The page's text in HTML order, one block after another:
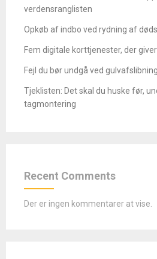
verdensranglisten
Opkøb af indbo ved rydning af
Fem digitale korttjenester, der
Fejl du bør undgå ved gulvafslibning
Tjeklisten: Det skal du huske før,
tagmontering
Recent Comments
Der er ingen kommentarer at vise.